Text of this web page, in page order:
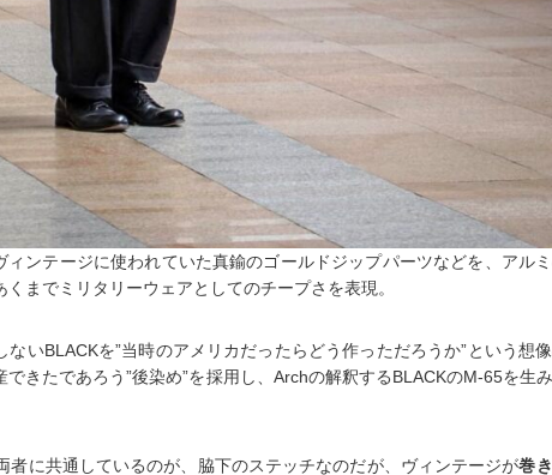
ィンテージに使われていた真鍮のゴールドジップパーツなどを、アル
までミリタリーウェアとしてのチープさを表現。
ないBLACKを”当時のアメリカだったらどう作っただろうか”という想
できたであろう”後染め”を採用し、Archの解釈するBLACKのM-65を生
者に共通しているのが、脇下のステッチなのだが、ヴィンテージが巻